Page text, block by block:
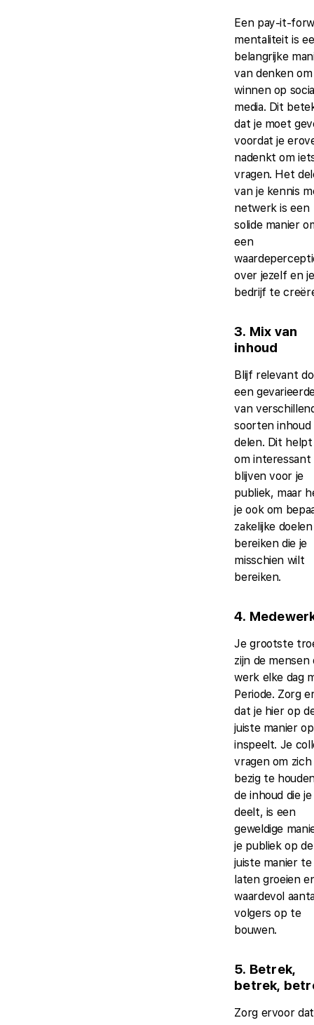
Een pay-it-
mentaliteit is
belangrijke
van denken
winnen op
media. Dit
dat je moet
voordat je
nadenkt om
vragen. Het
van je kennis
netwerk is een
solide manier
een
over jezelf en je
bedrijf te
3. Mix van
inhoud
Blijf relevant
een
van
soorten
delen. Dit helpt
om interessant
blijven voor je
publiek, maar
je ook om
zakelijke
bereiken die je
misschien wilt
bereiken.
4.
Je grootste
zijn de mensen
werk elke dag
Periode. Zorg
dat je hier op
juiste manier op
inspeelt. Je
vragen om zich
bezig te
de inhoud die je
deelt, is een
geweldige
je publiek op de
juiste manier te
laten groeien
waardevol
volgers op te
bouwen.
5. Betrek,
betrek,
Zorg ervoor dat